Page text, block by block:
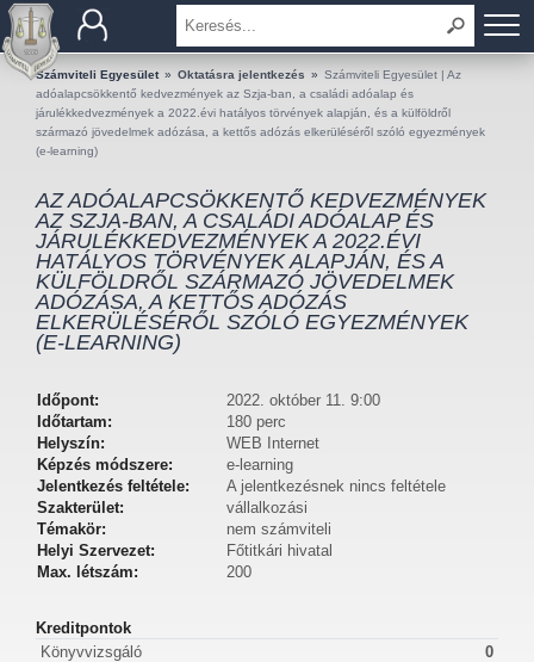
BEMUTATKOZÁS
TAGOK
OKTATÁS
KÉRDÉSEK ÉS VÁLASZOK
TUDÁSTÁR
KIADVÁNYOK
KAPCSOLAT
Számviteli Egyesület » Oktatásra jelentkezés » Számviteli Egyesület | Az
adóalapcsökkentő kedvezmények az Szja-ban, a családi adóalap és
járulékkedvezmények a 2022.évi hatályos törvények alapján, és a külföldről
származó jövedelmek adózása, a kettős adózás elkerüléséről szóló egyezmények
(e-learning)
AZ ADÓALAPCSÖKKENTŐ KEDVEZMÉNYEK
AZ SZJA-BAN, A CSALÁDI ADÓALAP ÉS
JÁRULÉKKEDVEZMÉNYEK A 2022.ÉVI
HATÁLYOS TÖRVÉNYEK ALAPJÁN, ÉS A
KÜLFÖLDRŐL SZÁRMAZÓ JÖVEDELMEK
ADÓZÁSA, A KETTŐS ADÓZÁS
ELKERÜLÉSÉRŐL SZÓLÓ EGYEZMÉNYEK
(E-LEARNING)
Időpont:
2022. október 11. 9:00
Időtartam:
180 perc
Helyszín:
WEB Internet
Képzés módszere:
e-learning
Jelentkezés feltétele:
A jelentkezésnek nincs feltétele
Szakterület:
vállalkozási
Témakör:
nem számviteli
Helyi Szervezet:
Főtitkári hivatal
Max. létszám:
200
Kreditpontok
Könyvvizsgáló
0